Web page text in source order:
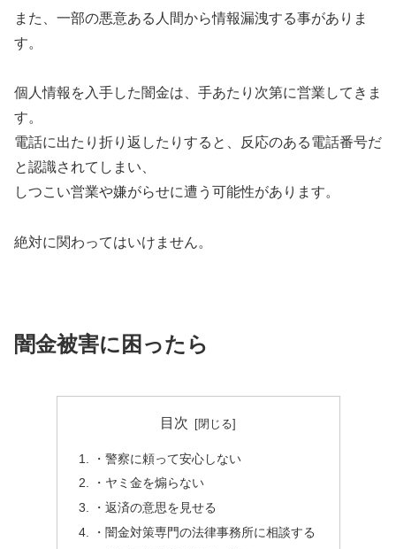
また、一部の悪意ある人間から情報漏洩する事がありま
す。
個人情報を入手した闇金は、手あたり次第に営業してきま
す。
電話に出たり折り返したりすると、反応のある電話番号だ
と認識されてしまい、
しつこい営業や嫌がらせに遭う可能性があります。
絶対に関わってはいけません。
闇金被害に困ったら
目次
・警察に頼って安心しない
・ヤミ金を煽らない
・返済の意思を見せる
・闇金対策専門の法律事務所に相談する